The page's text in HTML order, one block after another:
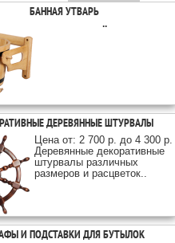
БАННАЯ УТВАРЬ
..
ДЕРЕВЯННЫЕ ШТУРВАЛЫ
Цена от: 2 700 р. до 4 300 р.
Деревянные декоративные
штурвалы различных
размеров и расцветок..
И ПОДСТАВКИ ДЛЯ БУТЫЛОК